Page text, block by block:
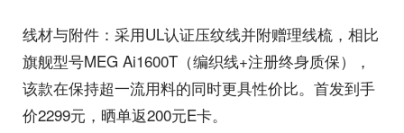
线材与附件：采用UL认证压纹线并附赠理线梳，相比
旗舰型号MEG Ai1600T（编织线+注册终身质保），
该款在保持超一流用料的同时更具性价比。首发到手
价2299元，晒单返200元E卡。